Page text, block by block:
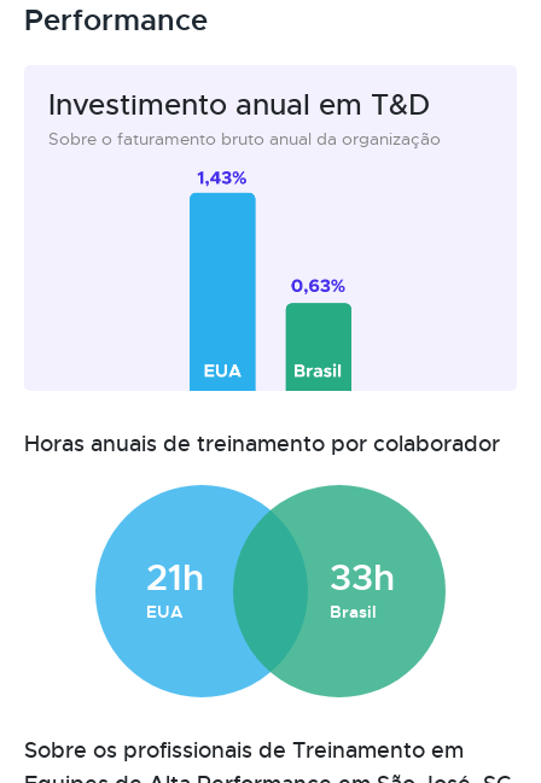
Performance
Investimento anual em T&D
Sobre o faturamento bruto anual da organização
Horas anuais de treinamento por colaborador
21h
EUA
33h
Brasil
Sobre os profissionais de Treinamento em